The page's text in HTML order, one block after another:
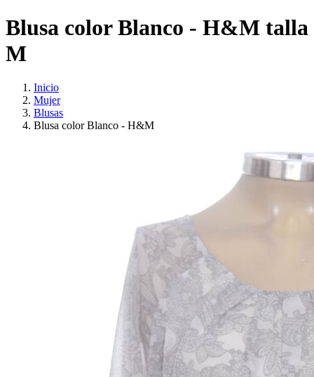
Blusa color Blanco - H&M talla
M
Inicio
Mujer
Blusas
Blusa color Blanco - H&M